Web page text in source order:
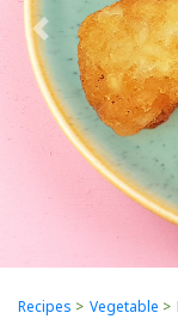
Previous
Recipes > Vegetable >